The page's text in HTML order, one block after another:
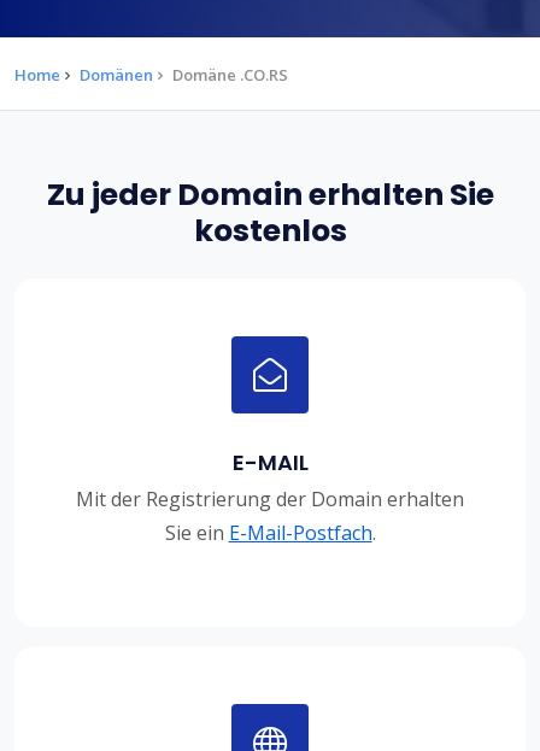
Home Domänen Domäne .CO.RS
Zu jeder Domain erhalten Sie
kostenlos
E-MAIL
Mit der Registrierung der Domain erhalten
Sie ein E-Mail-Postfach.